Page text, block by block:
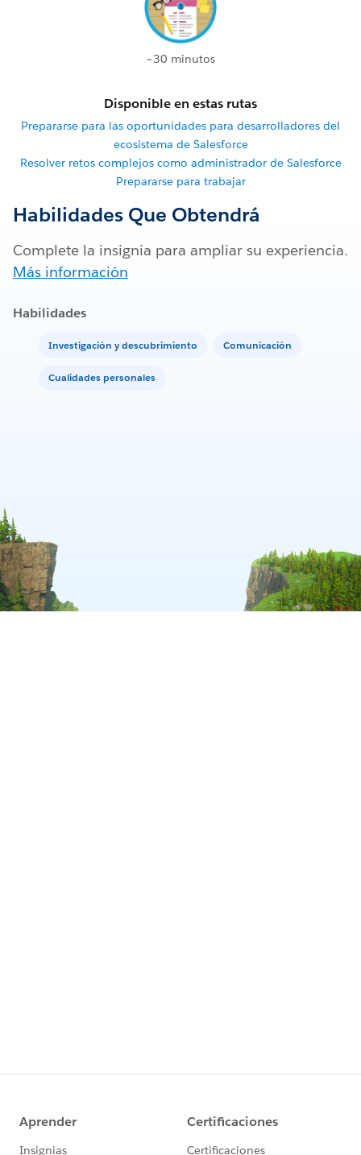
~30 minutos
Disponible en estas rutas
Prepararse para las oportunidades para desarrolladores del
ecosistema de Salesforce
Resolver retos complejos como administrador de Salesforce
Prepararse para trabajar
Habilidades Que Obtendrá
Complete la insignia para ampliar su experiencia.
Más información
Habilidades
Investigación y descubrimiento Comunicación
Cualidades personales